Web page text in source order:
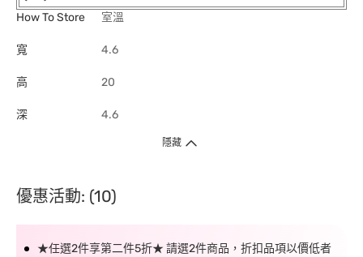
How To Store
室溫
寬 4.6
高 20
深 4.6
隱藏
優惠活動: (10)
★任選2件享第二件5折★ 請選2件商品，折扣品項以價低者